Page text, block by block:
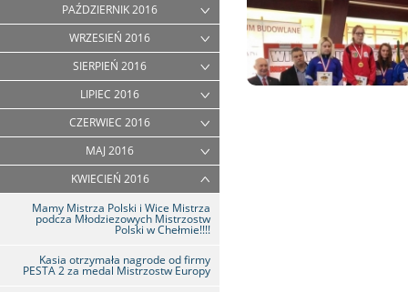
PAŹDZIERNIK 2016
WRZESIEŃ 2016
SIERPIEŃ 2016
LIPIEC 2016
CZERWIEC 2016
MAJ 2016
KWIECIEŃ 2016
Mamy Mistrza Polski i Wice Mistrza
podcza Młodziezowych Mistrzostw
Polski w Chełmie!!!!
Kasia otrzymała nagrode od firmy
PESTA 2 za medal Mistrzostw Europy